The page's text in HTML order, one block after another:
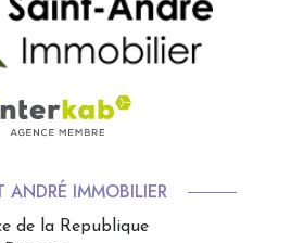
ANDRÉ IMMOBILIER
de la Republique